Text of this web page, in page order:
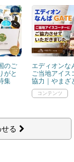
のご
がと
集
エディオンな
ご当地アイス
協力｜やまざ
る